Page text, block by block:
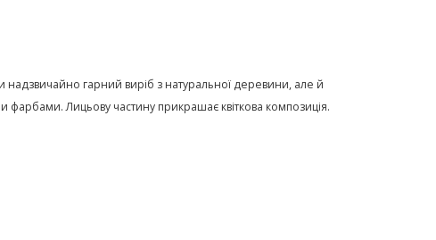
надзвичайно гарний виріб з натуральної деревини, але й
Лицьову частину прикрашає квіткова композиція.